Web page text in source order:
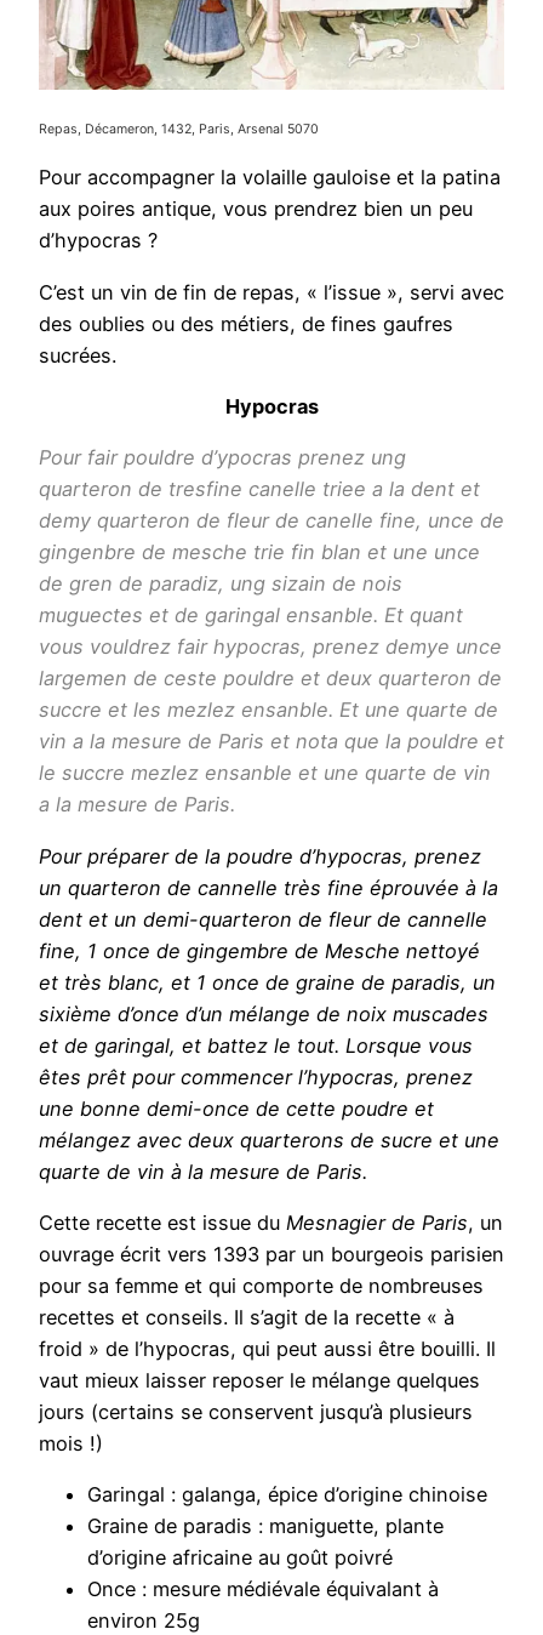
Repas, Décameron, 1432, Paris, Arsenal 5070
Pour accompagner la volaille gauloise et la patina
aux poires antique, vous prendrez bien un peu
d’hypocras ?
C’est un vin de fin de repas, « l’issue », servi avec
des oublies ou des métiers, de fines gaufres
sucrées.
Hypocras
Pour fair pouldre d’ypocras prenez ung
quarteron de tresfine canelle triee a la dent et
demy quarteron de fleur de canelle fine, unce de
gingenbre de mesche trie fin blan et une unce
de gren de paradiz, ung sizain de nois
muguectes et de garingal ensanble. Et quant
vous vouldrez fair hypocras, prenez demye unce
largemen de ceste pouldre et deux quarteron de
succre et les mezlez ensanble. Et une quarte de
vin a la mesure de Paris et nota que la pouldre et
le succre mezlez ensanble et une quarte de vin
a la mesure de Paris.
Pour préparer de la poudre d’hypocras, prenez
un quarteron de cannelle très fine éprouvée à la
dent et un demi-quarteron de fleur de cannelle
fine, 1 once de gingembre de Mesche nettoyé
et très blanc, et 1 once de graine de paradis, un
sixième d’once d’un mélange de noix muscades
et de garingal, et battez le tout. Lorsque vous
êtes prêt pour commencer l’hypocras, prenez
une bonne demi-once de cette poudre et
mélangez avec deux quarterons de sucre et une
quarte de vin à la mesure de Paris.
Cette recette est issue du Mesnagier de Paris, un
ouvrage écrit vers 1393 par un bourgeois parisien
pour sa femme et qui comporte de nombreuses
recettes et conseils. Il s’agit de la recette « à
froid » de l’hypocras, qui peut aussi être bouilli. Il
vaut mieux laisser reposer le mélange quelques
jours (certains se conservent jusqu’à plusieurs
mois !)
Garingal : galanga, épice d’origine chinoise
Graine de paradis : maniguette, plante
d’origine africaine au goût poivré
Once : mesure médiévale équivalant à
environ 25g